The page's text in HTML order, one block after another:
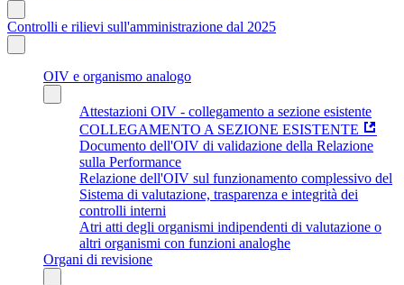
Controlli e rilievi sull'amministrazione dal 2025
OIV e organismo analogo
Attestazioni OIV - collegamento a sezione esistente
COLLEGAMENTO A SEZIONE ESISTENTE
Documento dell'OIV di validazione della Relazione
sulla Performance
Relazione dell'OIV sul funzionamento complessivo del
Sistema di valutazione, trasparenza e integrità dei
controlli interni
Atri atti degli organismi indipendenti di valutazione o
altri organismi con funzioni analoghe
Organi di revisione